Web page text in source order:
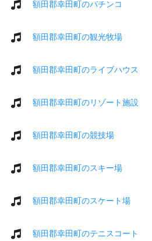
額田郡幸田町のパチンコ
額田郡幸田町の観光牧場
額田郡幸田町のライブハウス
額田郡幸田町のリゾート施設
額田郡幸田町の競技場
額田郡幸田町のスキー場
額田郡幸田町のスケート場
額田郡幸田町のテニスコート